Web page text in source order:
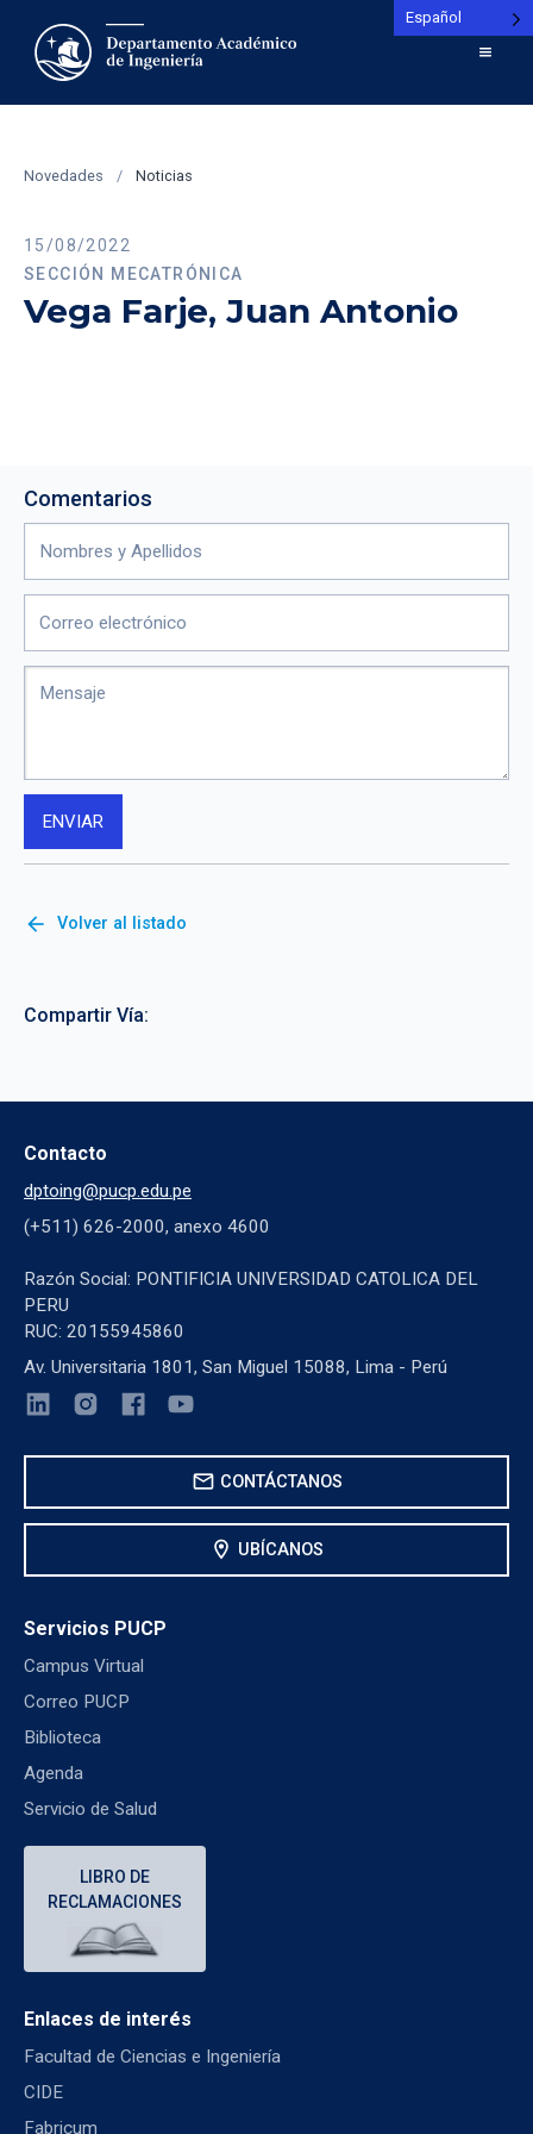
Novedades / Noticias
15/08/2022
SECCIÓN MECATRÓNICA
Vega Farje, Juan Antonio
Comentarios
arrow_back Volver al listado
Compartir Vía:
Contacto
dptoing@pucp.edu.pe
(+511) 626-2000, anexo 4600
Razón Social: PONTIFICIA UNIVERSIDAD CATOLICA DEL
PERU
RUC: 20155945860
Av. Universitaria 1801, San Miguel 15088, Lima - Perú
mail CONTÁCTANOS
location_on UBÍCANOS
Servicios PUCP
Campus Virtual
Correo PUCP
Biblioteca
Agenda
Servicio de Salud
LIBRO DE
RECLAMACIONES
Enlaces de interés
Facultad de Ciencias e Ingeniería
CIDE
Fabricum
Español